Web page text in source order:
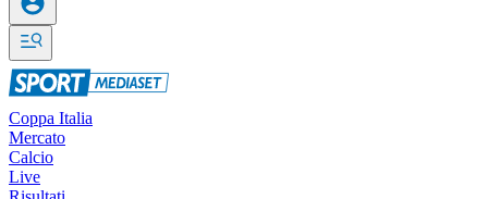
Coppa Italia
Mercato
Calcio
Live